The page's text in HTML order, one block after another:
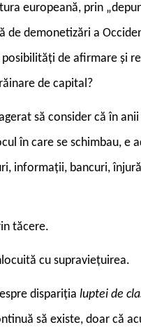
europeană, prin
de demonetizări a
de afirmare și
de capital?
să consider că în anii
în care se schimbau, e
informații, bancuri,
tăcere.
cu supraviețuirea.
dispariția luptei de
să existe, doar că